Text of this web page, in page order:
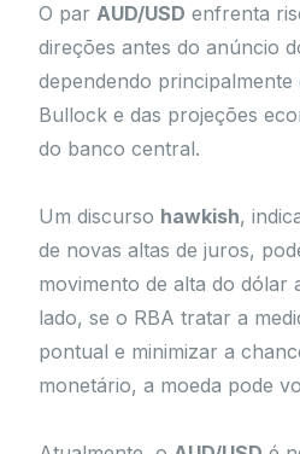
O parAUD/USD enfrenta
direções antes do anúncio
dependendo
Bullock e das projeções
do banco central.
Um discurso hawkish,
de novas altas de juros,
movimento de alta do dólar
lado, se o RBA tratar a
pontual e minimizar a
monetário, a moeda pode